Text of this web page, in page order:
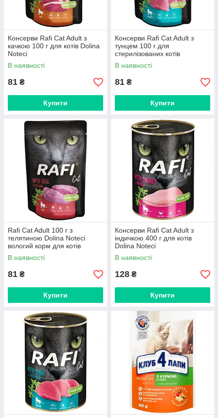
Консерви Rafi Cat Adult з
качкою 100 г для котів Dolina
Noteci
В наявності
81 ₴
Купити
Консерви Rafi Cat Adult з
тунцем 100 г для
стерилізованих котів
В наявності
81 ₴
Купити
Rafi Cat Adult 100 г з
телятиною Dolina Noteci
вологий корм для котів
В наявності
81 ₴
Купити
Консерви Rafi Cat Adult з
індичкою 400 г для котів
Dolina Noteci
В наявності
128 ₴
Купити